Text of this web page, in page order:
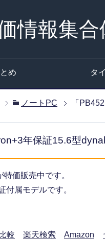
情報集
め タ
ノートPC 「
年保証15.6型
特価販売中です。
属モデルです。
較 楽天検索 Amazon